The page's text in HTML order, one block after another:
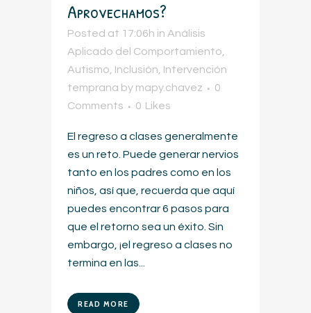
Aprovechamos?
Posted at 17:06h in Análisis
Aplicado del Comportamiento,
Autismo, Inclusión, Intervención
temprana by mapy.chavez
0
Comments
0 Likes
El regreso a clases generalmente
es un reto. Puede generar nervios
tanto en los padres como en los
niños, así que, recuerda que aquí
puedes encontrar 6 pasos para
que el retorno sea un éxito. Sin
embargo, ¡el regreso a clases no
termina en las...
READ MORE